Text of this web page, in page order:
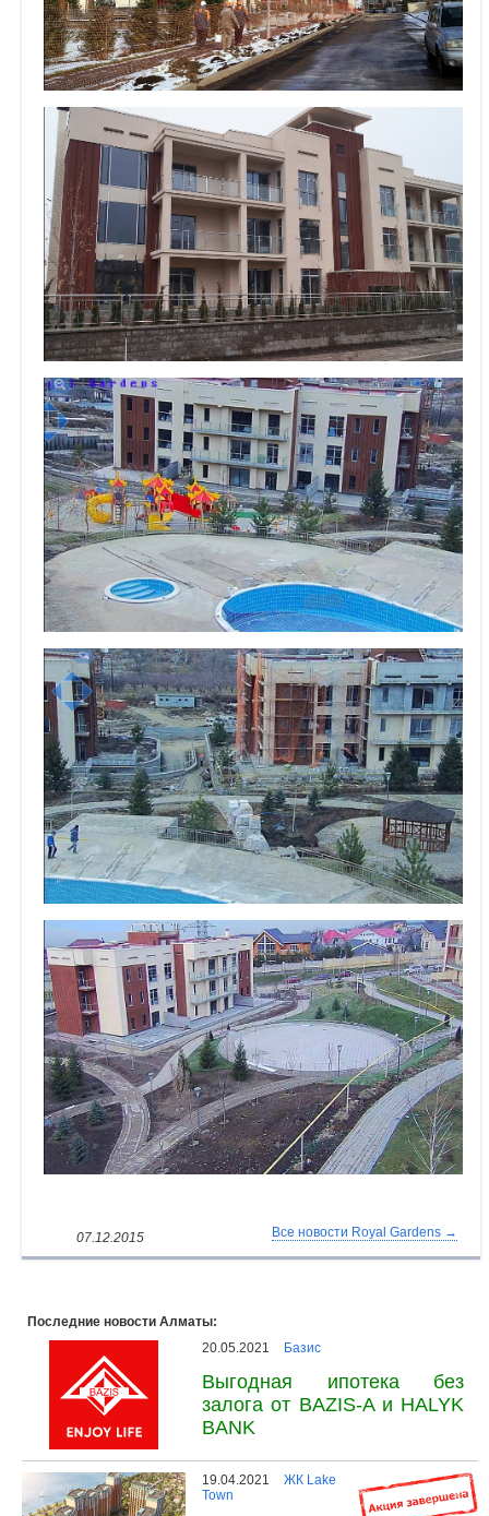
07.12.2015 Все новости Royal Gardens →
Последние новости Алматы:
20.05.2021
Базис
Выгодная ипотека без
залога от BAZIS-A и HALYK
BANK
19.04.2021
ЖК Lake
Town